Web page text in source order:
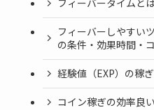
フィーバータイムと
フィーバーしやすい
の条件・効果時間・
経験値（EXP）の稼
コイン稼ぎの効率良